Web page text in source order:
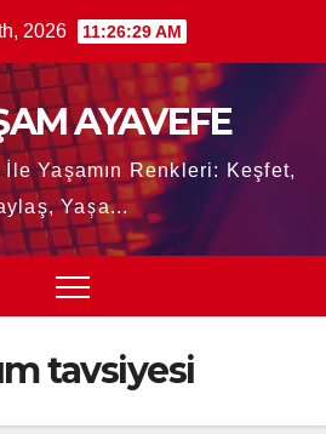
2026 11:26:30 AM
AYAVEFE
İle Yaşamın Renkleri: Keşfet,
Yaşa...
tavsiyesi